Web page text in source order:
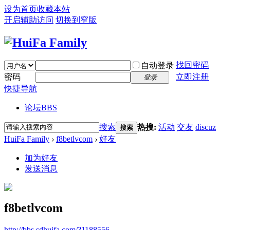
设为首页收藏本站
开启辅助访问 切换到窄版
自动登录 找回密码
密码
登录
立即注册
快捷导航
论坛BBS
搜索 搜索 热搜: 活动 交友 discuz
HuiFa Family › f8betlvcom › 好友
加为好友
发送消息
f8betlvcom